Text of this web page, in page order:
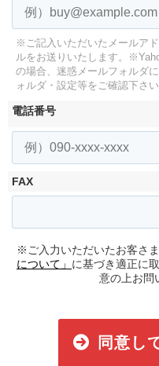
※ご記入いただいたメールア
ルをお送りいたします。
の場合、迷惑メールフォルダ
ォルダ・設定等をご確認下さい
電話番号
FAX
※ご入力いただいたお客さま
について」 に基づき適正に
意の上お問
同意し